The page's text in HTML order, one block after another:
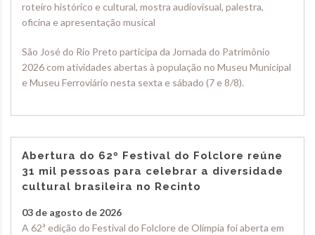
roteiro histórico e cultural, mostra audiovisual, palestra,
oficina e apresentação musical
São José do Rio Preto participa da Jornada do Patrimônio
2026 com atividades abertas à população no Museu Municipal
e Museu Ferroviário nesta sexta e sábado (7 e 8/8).
Abertura do 62º Festival do Folclore reúne
31 mil pessoas para celebrar a diversidade
cultural brasileira no Recinto
03 de agosto de 2026
A 62ª edição do Festival do Folclore de Olímpia foi aberta em